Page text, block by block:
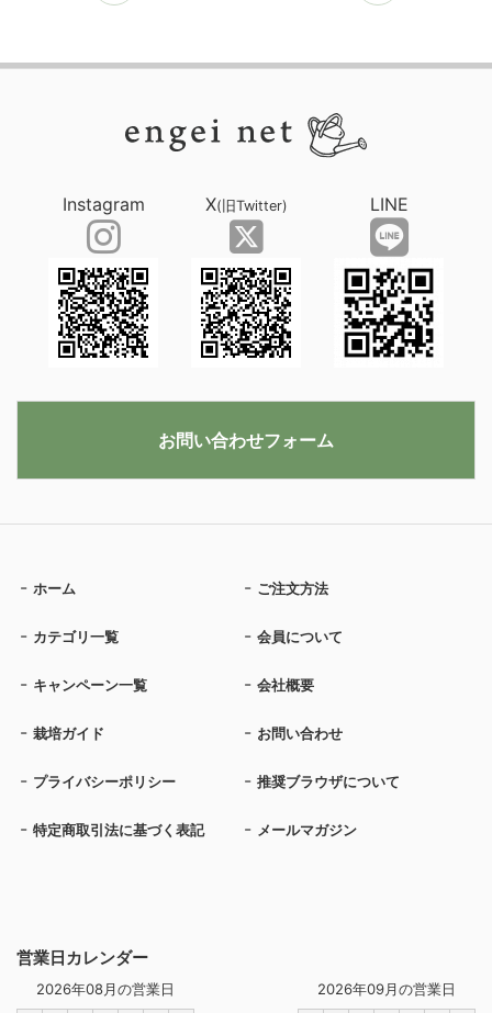
営業日カレンダー
2026年08月の営業日 2026年09月の営業日
ホーム ご注文方法
カテゴリ一覧 会員について
キャンペーン一覧 会社概要
栽培ガイド お問い合わせ
プライバシーポリシー 推奨ブラウザについて
特定商取引法に基づく表記 メールマガジン
Instagram X(旧Twitter) LINE
お問い合わせフォーム